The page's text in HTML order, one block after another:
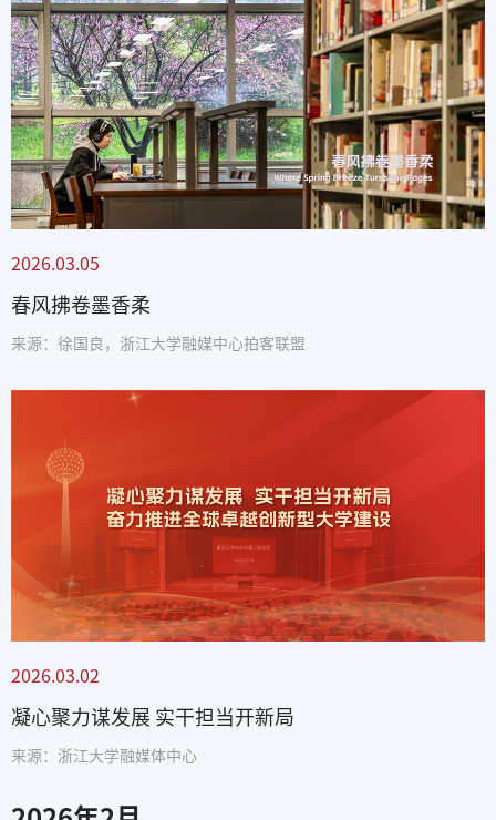
2026.03.05
春风拂卷墨香柔
来源：徐国良，浙江大学融媒中心拍客联盟
2026.03.02
凝心聚力谋发展 实干担当开新局
来源：浙江大学融媒体中心